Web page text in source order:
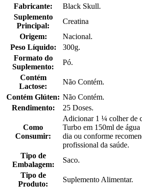
Fabricante:
Black Skull.
Suplemento
Principal:
Creatina
Origem:
Nacional.
Peso Líquido:
300g.
Formato do
Suplemento:
Pó.
Contém
Lactose:
Não Contém.
Contém Glúten: Não Contém.
Rendimento:
25 Doses.
Como
Consumir:
Adicionar 1 ¼ colher de
Turbo em 150ml de
dia ou conforme
profissional da saúde.
Tipo de
Embalagem:
Saco.
Tipo de
Produto:
Suplemento Alimentar.